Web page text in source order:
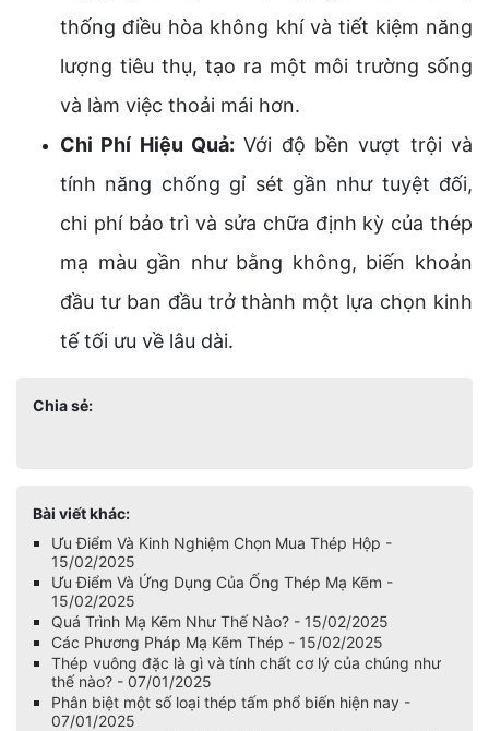
thống điều hòa không khí và tiết kiệm năng
lượng tiêu thụ, tạo ra một môi trường sống
và làm việc thoải mái hơn.
Chi Phí Hiệu Quả: Với độ bền vượt trội và
tính năng chống gỉ sét gần như tuyệt đối,
chi phí bảo trì và sửa chữa định kỳ của thép
mạ màu gần như bằng không, biến khoản
đầu tư ban đầu trở thành một lựa chọn kinh
tế tối ưu về lâu dài.
Chia sẻ:
Bài viết khác:
Ưu Điểm Và Kinh Nghiệm Chọn Mua Thép Hộp -
15/02/2025
Ưu Điểm Và Ứng Dụng Của Ống Thép Mạ Kẽm -
15/02/2025
Quá Trình Mạ Kẽm Như Thế Nào? - 15/02/2025
Các Phương Pháp Mạ Kẽm Thép - 15/02/2025
Thép vuông đặc là gì và tính chất cơ lý của chúng như
thế nào? - 07/01/2025
Phân biệt một số loại thép tấm phổ biến hiện nay -
07/01/2025